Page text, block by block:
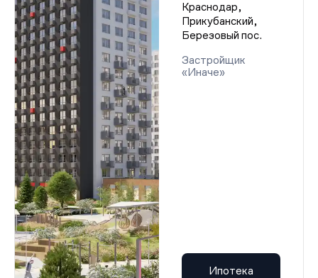
Краснодар,
Прикубанский,
Березовый пос.
Застройщик
«Иначе»
Ипотека